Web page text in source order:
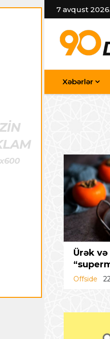
7 avqust
Xəbərlər
Ürək
Offside